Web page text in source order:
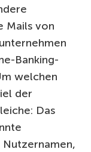
Mails von
Banking-
welchen
der
Das
Nutzernamen,